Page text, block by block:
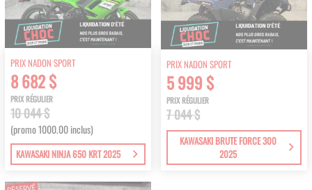
PRIX NADON SPORT
8 682 $
PRIX RÉGULIER
10 044 $
(promo 1000.00 inclus)
KAWASAKI NINJA 650 KRT 2025
PRIX NADON SPORT
5 999 $
PRIX RÉGULIER
7 044 $
KAWASAKI BRUTE FORCE 300
2025